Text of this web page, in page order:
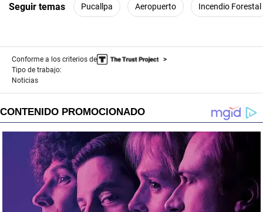
Seguir temas Pucallpa Aeropuerto Incendio Forestal
Conforme a los criterios de
Tipo de trabajo:
Noticias